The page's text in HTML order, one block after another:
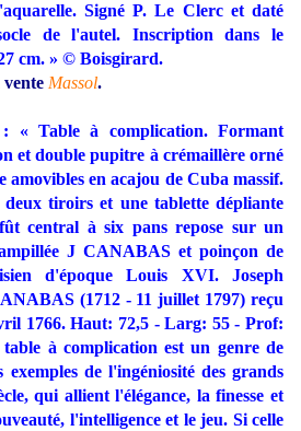
Signé P. Le Clerc et daté
de l'autel. Inscription dans le
cm. » © Boisgirard.
Massol.
« Table à complication. Formant
et double pupitre à crémaillère orné
amovibles en acajou de Cuba massif.
tiroirs et une tablette dépliante
central à six pans repose sur un
J CANABAS et poinçon de
d'époque Louis XVI. Joseph
(1712 - 11 juillet 1797) reçu
1766. Haut: 72,5 - Larg: 55 - Prof:
à complication est un genre de
de l'ingéniosité des grands
qui allient l'élégance, la finesse et
l'intelligence et le jeu. Si celle